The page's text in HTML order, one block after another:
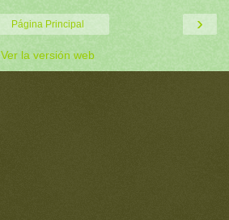
›
Página Principal
Ver la versión web